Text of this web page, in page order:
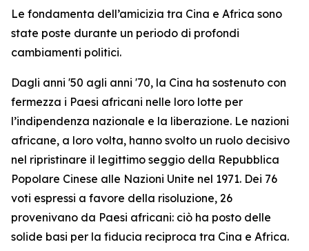
Le fondamenta dell’amicizia tra Cina e Africa sono
state poste durante un periodo di profondi
cambiamenti politici.
Dagli anni '50 agli anni '70, la Cina ha sostenuto con
fermezza i Paesi africani nelle loro lotte per
l’indipendenza nazionale e la liberazione. Le nazioni
africane, a loro volta, hanno svolto un ruolo decisivo
nel ripristinare il legittimo seggio della Repubblica
Popolare Cinese alle Nazioni Unite nel 1971. Dei 76
voti espressi a favore della risoluzione, 26
provenivano da Paesi africani: ciò ha posto delle
solide basi per la fiducia reciproca tra Cina e Africa.